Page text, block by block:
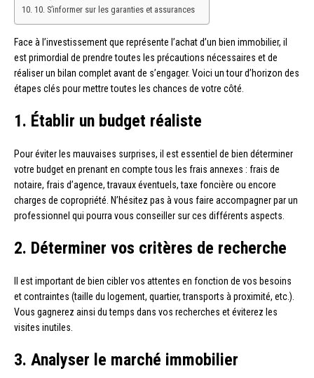
10. S’informer sur les garanties et assurances
Face à l’investissement que représente l’achat d’un bien immobilier, il
est primordial de prendre toutes les précautions nécessaires et de
réaliser un bilan complet avant de s’engager. Voici un tour d’horizon des
étapes clés pour mettre toutes les chances de votre côté.
1. Établir un budget réaliste
Pour éviter les mauvaises surprises, il est essentiel de bien déterminer
votre budget en prenant en compte tous les frais annexes : frais de
notaire, frais d’agence, travaux éventuels, taxe foncière ou encore
charges de copropriété. N’hésitez pas à vous faire accompagner par un
professionnel qui pourra vous conseiller sur ces différents aspects.
2. Déterminer vos critères de recherche
Il est important de bien cibler vos attentes en fonction de vos besoins
et contraintes (taille du logement, quartier, transports à proximité, etc.).
Vous gagnerez ainsi du temps dans vos recherches et éviterez les
visites inutiles.
3. Analyser le marché immobilier